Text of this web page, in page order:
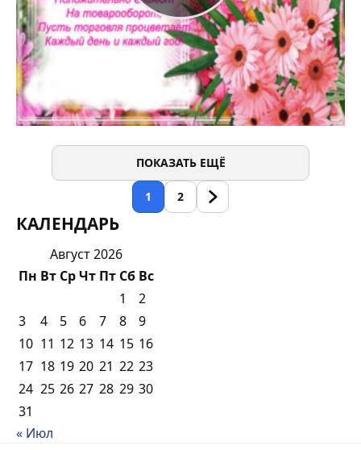
ПОКАЗАТЬ ЕЩЁ
1 2
КАЛЕНДАРЬ
Август 2026
Пн Вт СрЧт Пт Сб Вс
1
2
3
4 5 6 7 8
9
10 11 12 13 14 15 16
17 18 19 20 21 22 23
24 25 26 27 28 29 30
31
« Июл